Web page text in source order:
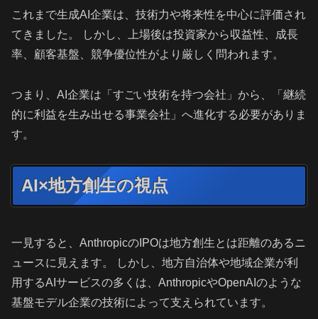
これまで生成AI企業は、技術力や将来性を中心に評価され
てきました。 しかし、上場後は投資家から収益性、成長
率、顧客基盤、競争優位性がより厳しく問われます。
つまり、AI企業は「すごい技術を持つ会社」から、「継続
的に利益を生み出せる事業会社」へ進化する必要がありま
す。
AI×地方創生の視点
一見すると、AnthropicのIPOは地方創生とは距離のあるニ
ュースに見えます。 しかし、地方自治体や地域企業が利
用するAIサービスの多くは、AnthropicやOpenAIのような
基盤モデル企業の技術によって支えられています。